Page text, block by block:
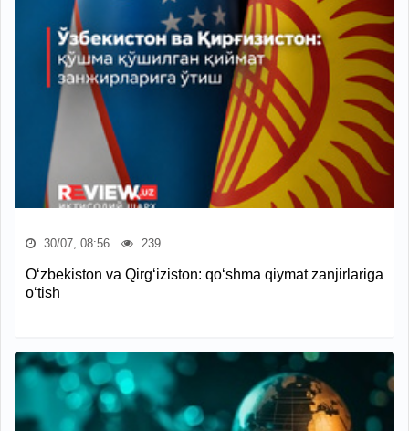
30/07, 08:56 239
O‘zbekiston va Qirg‘iziston: qo‘shma qiymat zanjirlariga
o‘tish